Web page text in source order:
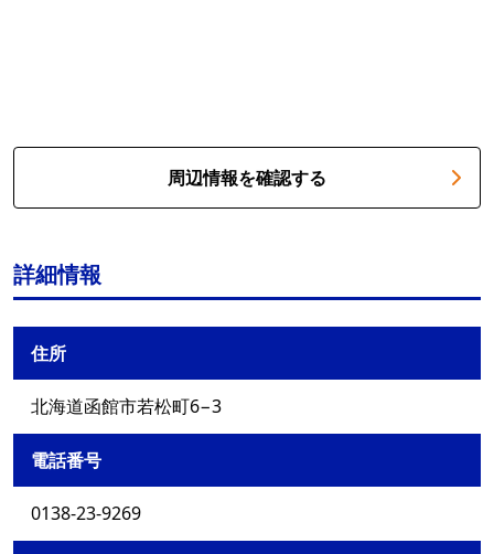
周辺情報を確認する
詳細情報
住所
北海道函館市若松町6−3
電話番号
0138-23-9269